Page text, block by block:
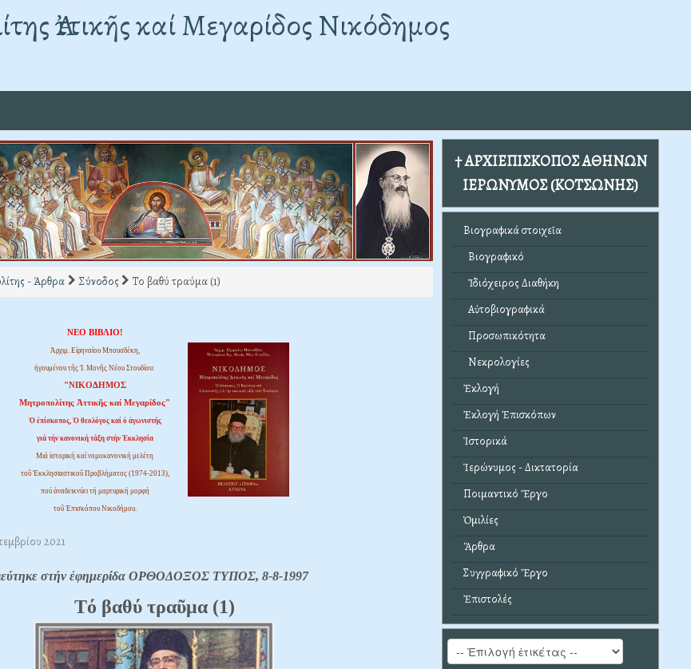
Ἀττικῆς καί Μεγαρίδος Νικόδημος
- Άρθρα Σύνοδος Το βαθύ τραύμα (1)
ΝΕΟ ΒΙΒΛΙΟ!
Ἀρχιμ. Εἰρηναίου Μπουσδέκη,
ἡγουμένου τῆς Ἱ. Μονῆς Νέου Στουδίου:
"ΝΙΚΟΔΗΜΟΣ
Μητροπολίτης Ἀττικῆς καί Μεγαρίδος"
Ὁ ἐπίσκοπος, Ὁ θεολόγος καί ὁ ἀγωνιστής
γιά τήν κανονική τάξη στήν Ἐκκλησία
Μιά ἱστορική καί νομοκανονική μελέτη
τοῦ Ἐκκλησιαστικοῦ Προβλήματος (1974-2013),
πού ἀναδεικνύει τή μαρτυρική μορφή
τοῦ Ἐπισκόπου Νικοδήμου.
2021
στήν ἐφημερίδα ΟΡΘΟΔΟΞΟΣ ΤΥΠΟΣ, 8-8-1997
Tό βαθύ τραῦμα (1)
† ΑΡΧΙΕΠΙΣΚΟΠΟΣ ΑΘΗΝΩΝ
ΙΕΡΩΝΥΜΟΣ (ΚΟΤΣΩΝΗΣ)
Βιογραφικά στοιχεῖα
Βιογραφικό
Ἰδιόχειρος Διαθήκη
Αὐτοβιογραφικά
Προσωπικότητα
Νεκρολογίες
Ἐκλογή
Ἐκλογή Ἐπισκόπων
Ἱστορικά
Ἱερώνυμος - Δικτατορία
Ποιμαντικό Ἔργο
Ὁμιλίες
Ἄρθρα
Συγγραφικό Ἔργο
Ἐπιστολές